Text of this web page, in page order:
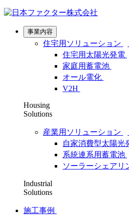
事業内容
住宅用ソリューション
住宅用太陽光発電
家庭用蓄電池
オール電化
V2H
Housing
Solutions
産業用ソリューション
自家消費型太陽光
系統連系用蓄電池
ソーラーシェアリ
Industrial
Solutions
施工事例